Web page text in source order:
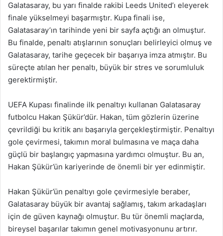
Galatasaray, bu yarı finalde rakibi Leeds United’ı eleyerek
finale yükselmeyi başarmıştır. Kupa finali ise,
Galatasaray’ın tarihinde yeni bir sayfa açtığı an olmuştur.
Bu finalde, penaltı atışlarının sonuçları belirleyici olmuş ve
Galatasaray, tarihe geçecek bir başarıya imza atmıştır. Bu
süreçte atılan her penaltı, büyük bir stres ve sorumluluk
gerektirmiştir.
UEFA Kupası finalinde ilk penaltıyı kullanan Galatasaray
futbolcu Hakan Şükür’dür. Hakan, tüm gözlerin üzerine
çevrildiği bu kritik anı başarıyla gerçekleştirmiştir. Penaltıyı
gole çevirmesi, takımın moral bulmasına ve maça daha
güçlü bir başlangıç yapmasına yardımcı olmuştur. Bu an,
Hakan Şükür’ün kariyerinde de önemli bir yer edinmiştir.
Hakan Şükür’ün penaltıyı gole çevirmesiyle beraber,
Galatasaray büyük bir avantaj sağlamış, takım arkadaşları
için de güven kaynağı olmuştur. Bu tür önemli maçlarda,
bireysel başarılar takımın genel motivasyonunu artırır.